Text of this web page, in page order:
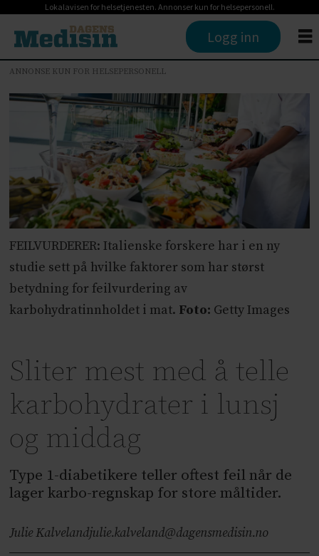
Lokalavisen for helsetjenesten. Annonser kun for helsepersonell.
Logg inn
ANNONSE KUN FOR HELSEPERSONELL
FEILVURDERER: Italienske forskere har i en ny
studie sett på hvilke faktorer som har størst
betydning for feilvurdering av
karbohydratinnholdet i mat. Foto: Getty Images
Sliter mest med å telle
karbohydrater i lunsj
og middag
Type 1-diabetikere teller oftest feil når de
lager karbo-regnskap for store måltider.
Julie Kalvelandjulie.kalveland@dagensmedisin.no